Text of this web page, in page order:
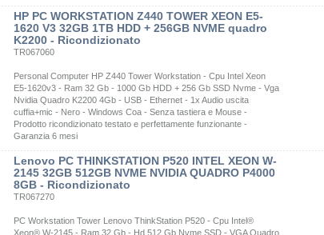
HP PC WORKSTATION Z440 TOWER XEON E5-
1620 V3 32GB 1TB HDD + 256GB NVME quadro
K2200 - Ricondizionato
TR067060
Personal Computer HP Z440 Tower Workstation - Cpu Intel Xeon
E5-1620v3 - Ram 32 Gb - 1000 Gb HDD + 256 Gb SSD Nvme - Vga
Nvidia Quadro K2200 4Gb - USB - Ethernet - 1x Audio uscita
cuffia+mic - Nero - Windows Coa - Senza tastiera e Mouse -
Prodotto ricondizionato testato e perfettamente funzionante -
Garanzia 6 mesi
Lenovo PC THINKSTATION P520 INTEL XEON W-
2145 32GB 512GB NVME NVIDIA QUADRO P4000
8GB - Ricondizionato
TR067270
PC Workstation Tower Lenovo ThinkStation P520 - Cpu Intel®
Xeon® W-2145 - Ram 32 Gb - Hd 512 Gb Nvme SSD - VGA Quadro